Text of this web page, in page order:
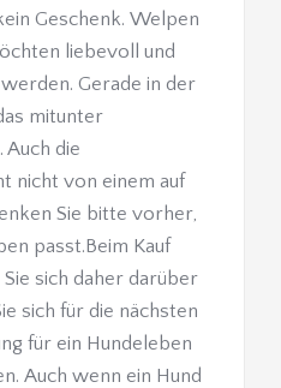
Geschenk. Welpen
liebevoll und
Gerade in der
mitunter
die
nicht von einem auf
Sie bitte vorher,
passt.Beim Kauf
sich daher darüber
sich für die nächsten
für ein Hundeleben
Auch wenn ein Hund